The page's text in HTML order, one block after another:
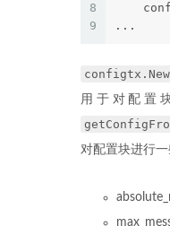
8
9
...
用于对配置
对配置块进行